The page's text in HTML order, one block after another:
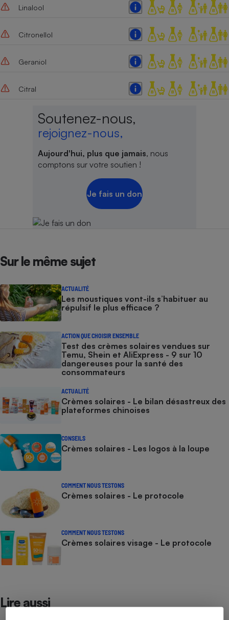
Linalool
Citronellol
Geraniol
Citral
Soutenez-nous,
rejoignez-nous,
Aujourd'hui, plus que jamais, nous
comptons sur votre soutien !
Je fais un don
Sur le même sujet
ACTUALITÉ
Les moustiques vont-ils s’habituer au
répulsif le plus efficace ?
ACTION QUE CHOISIR ENSEMBLE
Test des crèmes solaires vendues sur
Temu, Shein et AliExpress - 9 sur 10
dangereuses pour la santé des
consommateurs
ACTUALITÉ
Crèmes solaires - Le bilan désastreux des
plateformes chinoises
CONSEILS
Crèmes solaires - Les logos à la loupe
COMMENT NOUS TESTONS
Crèmes solaires - Le protocole
COMMENT NOUS TESTONS
Crèmes solaires visage - Le protocole
Lire aussi